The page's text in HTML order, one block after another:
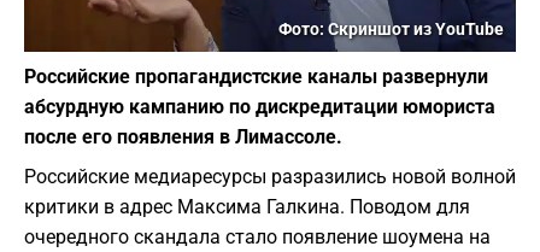
Фото: Скриншот из YouTube
Российские пропагандистские каналы развернули
абсурдную кампанию по дискредитации юмориста
после его появления в Лимассоле.
Российские медиаресурсы разразились новой волной
критики в адрес Максима Галкина. Поводом для
очередного скандала стало появление шоумена на